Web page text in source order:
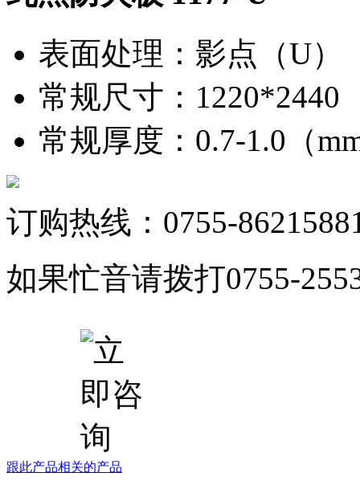
表面处理 ： 影点（U）
常规尺寸 ： 1220*2440
常规厚度 ： 0.7-1.0（
订购热线：0755-
如果忙音请拨打0755-
跟此产品相关的产品